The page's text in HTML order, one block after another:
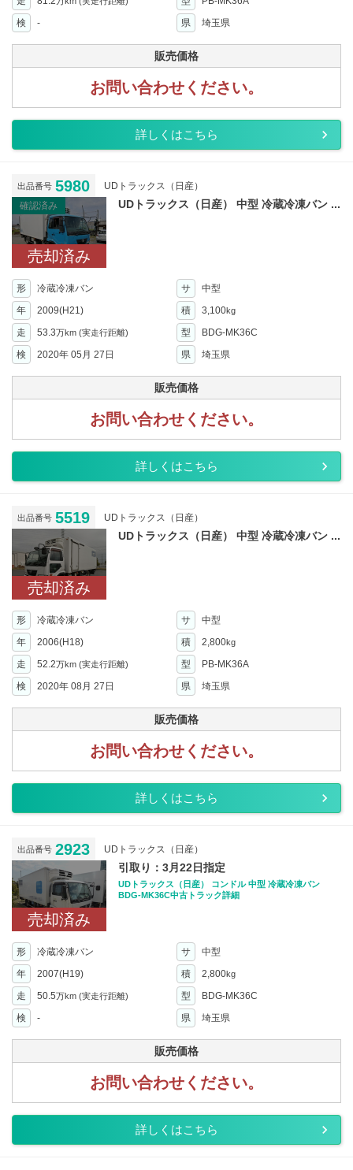
検
- 県 埼玉県
販売価格
お問い合わせください。
詳しくはこちら
出品番号 5980
UDトラックス（日産）
確認済み
売却済み
UDトラックス（日産） 中型 冷蔵冷凍バン ...
形 冷蔵冷凍バン サ
中型
年
2009(H21) 積 3,100kg
走 53.3万km (実走行距離) 型
BDG-MK36C
検
2020年 05月 27日 県 埼玉県
販売価格
お問い合わせください。
詳しくはこちら
出品番号 5519 UDトラックス（日産）
売却済み
UDトラックス（日産） 中型 冷蔵冷凍バン ...
形 冷蔵冷凍バン サ
中型
年
2006(H18) 積 2,800kg
走 52.2万km (実走行距離) 型
PB-MK36A
検
2020年 08月 27日 県 埼玉県
販売価格
お問い合わせください。
詳しくはこちら
出品番号 2923 UDトラックス（日産）
売却済み
引取り：3月22日指定
UDトラックス（日産） コンドル 中型 冷蔵冷凍バン
BDG-MK36C中古トラック詳細
形 冷蔵冷凍バン サ
中型
年
2007(H19) 積 2,800kg
走 50.5万km (実走行距離) 型
BDG-MK36C
検
- 県 埼玉県
販売価格
お問い合わせください。
詳しくはこちら